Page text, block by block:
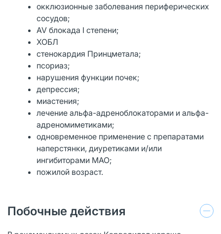
окклюзионные заболевания периферических
сосудов;
AV блокада I степени;
ХОБЛ
стенокардия Принцметала;
псориаз;
нарушения функции почек;
депрессия;
миастения;
лечение альфа-адреноблокаторами и альфа-
адреномиметиками;
одновременное применение с препаратами
наперстянки, диуретиками и/или
ингибиторами МАО;
пожилой возраст.
Побочные действия